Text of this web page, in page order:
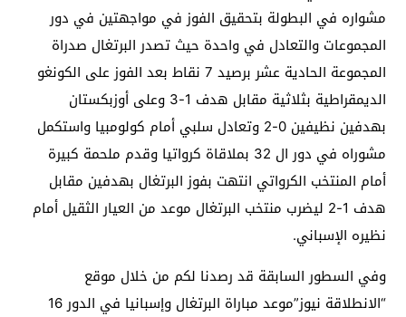
مشواره في البطولة بتحقيق الفوز في مواجهتين في دور
المجموعات والتعادل في واحدة حيث تصدر البرتغال صدراة
المجموعة الحادية عشر برصيد 7 نقاط بعد الفوز على الكونغو
الديمقراطية بثلاثية مقابل هدف 1-3 وعلى أوزبكستان
بهدفين نظيفين 0-2 وتعادل سلبي أمام كولومبيا واستكمل
مشوراه في دور ال 32 بملاقاة كرواتيا وقدم ملحمة كبيرة
أمام المنتخب الكرواتي انتهت بفوز البرتغال بهدفين مقابل
هدف 1-2 ليضرب منتخب البرتغال موعد من العيار الثقيل أمام
نظيره الإسباني.
وفي السطور السابقة قد رصدنا لكم من خلال موقع
“الانطلاقة نيوز”موعد مباراة البرتغال وإسبانيا في الدور 16